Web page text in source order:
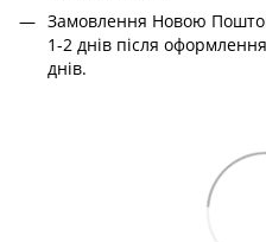
Замовлення Новою
1-2 днів після
днів.